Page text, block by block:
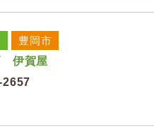
豊岡市
伊賀屋
2657